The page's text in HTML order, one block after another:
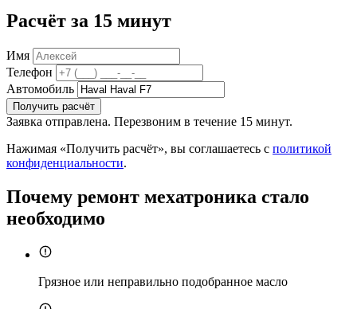
Расчёт за 15 минут
Имя
Телефон
Автомобиль
Получить расчёт
Заявка отправлена. Перезвоним в течение 15 минут.
Нажимая «Получить расчёт», вы соглашаетесь с политикой
конфиденциальности.
Почему ремонт мехатроника стало
необходимо
Грязное или неправильно подобранное масло